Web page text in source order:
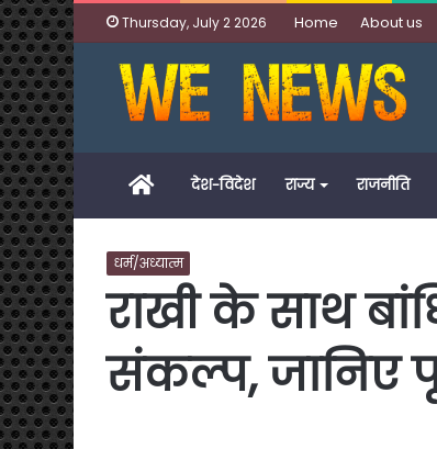
Thursday, July 2 2026 Home About us
Homeदेश-विदेश राज्य राजनीति
धर्म/अध्यात्म
राखी के साथ
संकल्प, जानिए